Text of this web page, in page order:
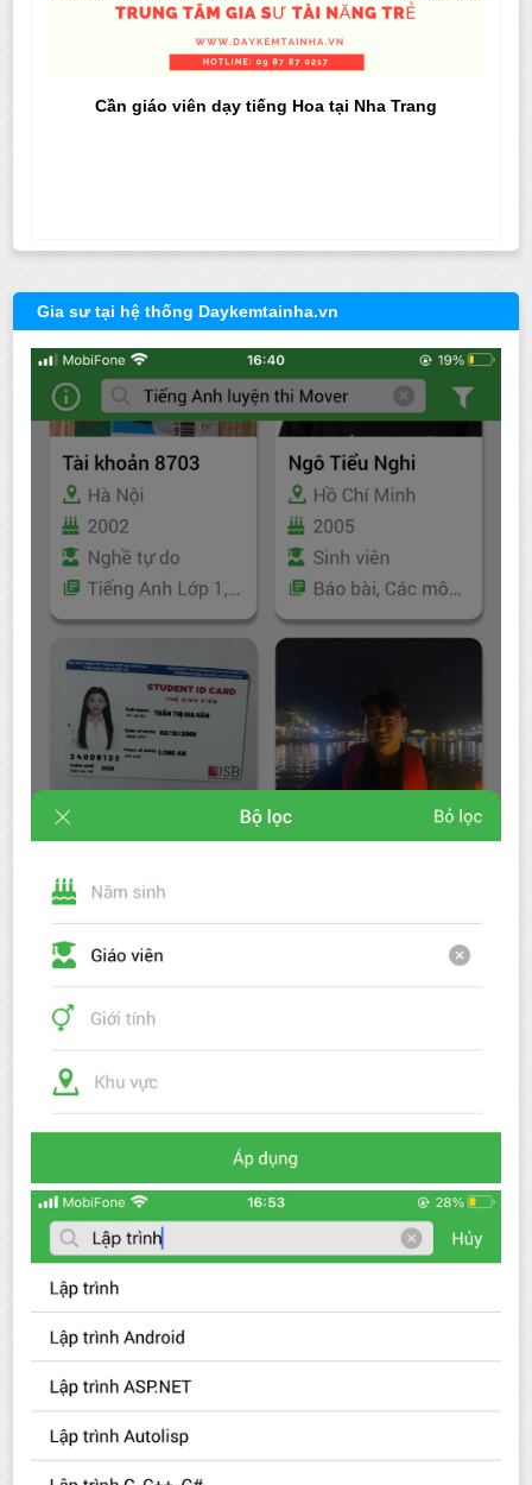
Cần giáo viên dạy tiếng Hoa tại Nha Trang
Gia sư tại hệ thống Daykemtainha.vn